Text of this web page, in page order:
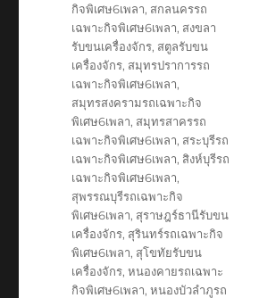
กิจพิเศษ6เพลา, สกลนครรถ
เฉพาะกิจพิเศษ6เพลา, สงขลา
รับขนเครื่องจักร, สตูลรับขน
เครื่องจักร, สมุทรปราการรถ
เฉพาะกิจพิเศษ6เพลา,
สมุทรสงครามรถเฉพาะกิจ
พิเศษ6เพลา, สมุทรสาครรถ
เฉพาะกิจพิเศษ6เพลา, สระบุรีรถ
เฉพาะกิจพิเศษ6เพลา, สิงห์บุรีรถ
เฉพาะกิจพิเศษ6เพลา,
สุพรรณบุรีรถเฉพาะกิจ
พิเศษ6เพลา, สุราษฎร์ธานีรับขน
เครื่องจักร, สุรินทร์รถเฉพาะกิจ
พิเศษ6เพลา, สุโขทัยรับขน
เครื่องจักร,หนองคายรถเฉพาะ
กิจพิเศษ6เพลา,หนองบัวลำภูรถ